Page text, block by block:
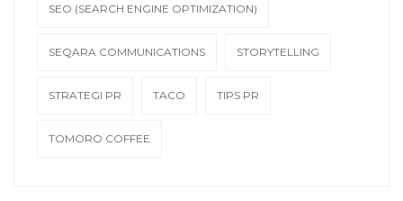
SEO (SEARCH ENGINE OPTIMIZATION)
SEQARA COMMUNICATIONS STORYTELLING
STRATEGI PR TACO TIPS PR
TOMORO COFFEE